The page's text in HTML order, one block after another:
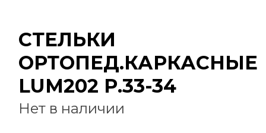
СТЕЛЬКИ
ОРТОПЕД.КАРКАСНЫЕ
LUM202 Р.33-34
Нет в наличии